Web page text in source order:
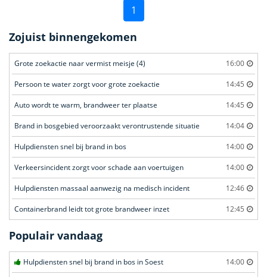
1
Zojuist binnengekomen
Grote zoekactie naar vermist meisje (4) 16:00
Persoon te water zorgt voor grote zoekactie 14:45
Auto wordt te warm, brandweer ter plaatse 14:45
Brand in bosgebied veroorzaakt verontrustende situatie 14:04
Hulpdiensten snel bij brand in bos 14:00
Verkeersincident zorgt voor schade aan voertuigen 14:00
Hulpdiensten massaal aanwezig na medisch incident 12:46
Containerbrand leidt tot grote brandweer inzet 12:45
Populair vandaag
Hulpdiensten snel bij brand in bos in Soest 14:00